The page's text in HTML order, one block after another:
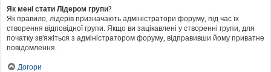
Як мені стати Лідером групи?
Як правило, лідерів призначають адміністратори форуму, під час їх
створення відповідної групи. Якщо ви зацікавлені у створенні групи, для
початку зв'яжіться з адміністратором форуму, відправивши йому приватне
повідомлення.
Догори